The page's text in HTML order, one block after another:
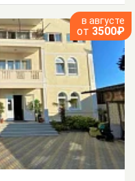
в августе
от 3500₽